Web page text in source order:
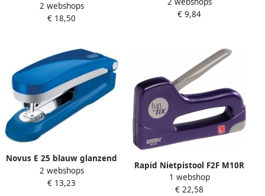
Wow metaal 30 vel blauw
2 webshops
€ 18,50
€ 9,84
Novus E 25 blauw glanzend
tafelnietmachine
2 webshops
€ 13,23
Rapid Nietpistool F2F M10R
(in blisterverpakking) Paars
1 webshop
€ 22,58